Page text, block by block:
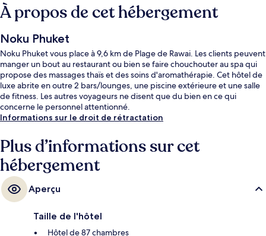
À propos de cet hébergement
Noku Phuket
Noku Phuket vous place à 9,6 km de Plage de Rawai. Les clients peuvent
manger un bout au restaurant ou bien se faire chouchouter au spa qui
propose des massages thaïs et des soins d'aromathérapie. Cet hôtel de
luxe abrite en outre 2 bars/lounges, une piscine extérieure et une salle
de fitness. Les autres voyageurs ne disent que du bien en ce qui
concerne le personnel attentionné.
Informations sur le droit de rétractation
Plus d’informations sur cet
hébergement
Aperçu
Taille de l'hôtel
Hôtel de 87 chambres